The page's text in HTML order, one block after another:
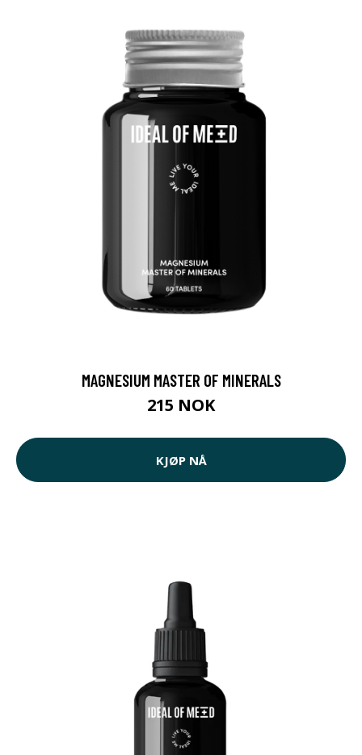
MAGNESIUM MASTER OF MINERALS
215 NOK
KJØP NÅ